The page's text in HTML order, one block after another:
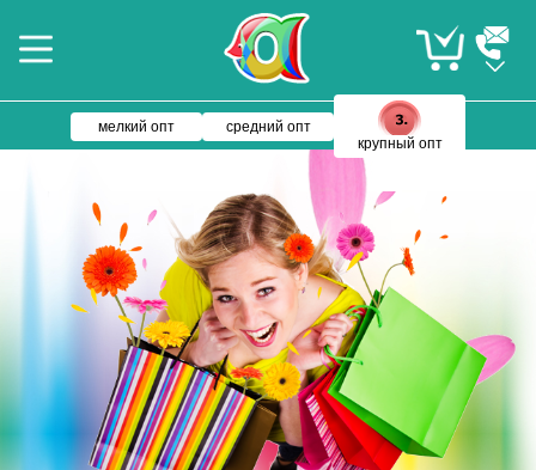
мелкий опт
средний опт
крупный опт